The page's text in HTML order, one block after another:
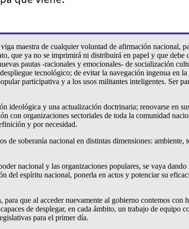
maestra de cualquier voluntad de afirmación nacional,
que ya no se imprimirá ni distribuirá en papel y que
pautas -racionales y emocionales- de socialización
tecnológico; de evitar la navegación ingenua en
participativa y a los usos militantes inteligentes. Ser
ideológica y una actualización doctrinaria; renovarse en
con organizaciones sectoriales de toda la comunidad
y por necesidad.
de soberanía nacional en distintas dimensiones:
nacional y las organizaciones populares, se vaya
del espíritu nacional, ponerla en actos y potenciar su
que al acceder nuevamente al gobierno contemos
de desplegar, en cada ámbito, un trabajo de
para el primer día.